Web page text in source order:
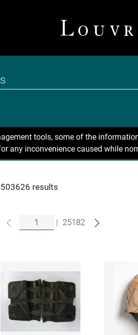
tools, some of the
any inconvenience caused while
503626 results
| 25182